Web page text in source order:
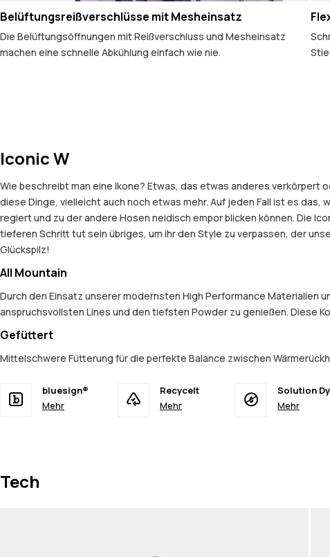
Belüftungsreißverschlüsse mit Mesheinsatz
Die Belüftungsöffnungen mit Reißverschluss und Mesheinsatz
machen eine schnelle Abkühlung einfach wie nie.
Iconic W
Wie beschreibt man eine Ikone? Etwas, das etwas anderes
diese Dinge, vielleicht auch noch etwas mehr. Auf jeden Fall ist es
regiert und zu der andere Hosen neidisch empor blicken können. Die
tieferen Schritt tut sein übriges, um ihr den Style zu verpassen, der
Glückspilz!
All Mountain
Durch den Einsatz unserer modernsten High Performance Materialien
anspruchsvollsten Lines und den tiefsten Powder zu genießen. Diese
Gefüttert
Mittelschwere Fütterung für die perfekte Balance zwischen
bluesign®
Mehr
Recycelt
Mehr
Solution
Mehr
Tech